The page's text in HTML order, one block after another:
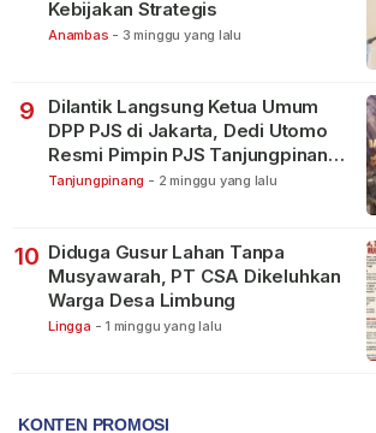
Kebijakan Strategis
Anambas - 3 minggu yang lalu
9
Dilantik Langsung Ketua Umum
DPP PJS di Jakarta, Dedi Utomo
Resmi Pimpin PJS Tanjungpinang-
Bintan
Tanjungpinang - 2 minggu yang lalu
10 Diduga Gusur Lahan Tanpa
Musyawarah, PT CSA Dikeluhkan
Warga Desa Limbung
Lingga - 1 minggu yang lalu